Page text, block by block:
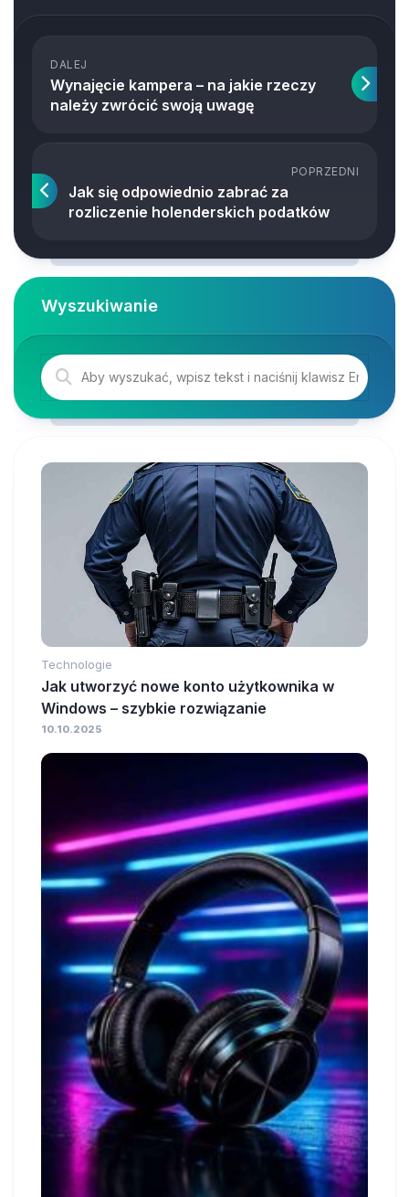
DALEJ
Wynajęcie kampera – na jakie rzeczy
należy zwrócić swoją uwagę
POPRZEDNI
Jak się odpowiednio zabrać za
rozliczenie holenderskich podatków
Wyszukiwanie
Technologie
Jak utworzyć nowe konto użytkownika w
Windows – szybkie rozwiązanie
10.10.2025